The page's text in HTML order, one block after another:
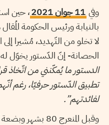
وفي 11 جوان 2021
، حين
بالنيابة ورئيس الحكومة
لا تخلو من التّهديد، مُشيرا
الحصانة- إنّ الدّستور يخوّل له
الدستور ما يُمكّنني من اتّخاذ
تطبيق الدّستور حرفيّا، رغم
لفائدتهم”.